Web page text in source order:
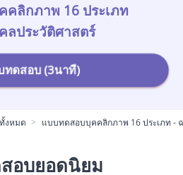
ลิกภาพ 16 ประเภท
ลประวัติศาสตร์
ทดสอบ (3นาที)
งหมด แบบทดสอบบุคคลิกภาพ 16 ประเภท -
อบยอดนิยม